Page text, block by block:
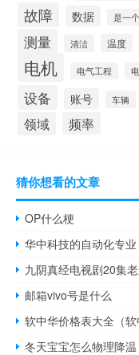
故障 数据 是一个
测量 清洁 温度
电机 电气工程
设备 账号 车辆
领域 频率
猜你想看的文章
OP什么梗
华中科技的自动化专业
九阴真经电视剧20集
邮箱vivo号是什么
软中华价格表大全（软
冬天宝宝怎么物理降温